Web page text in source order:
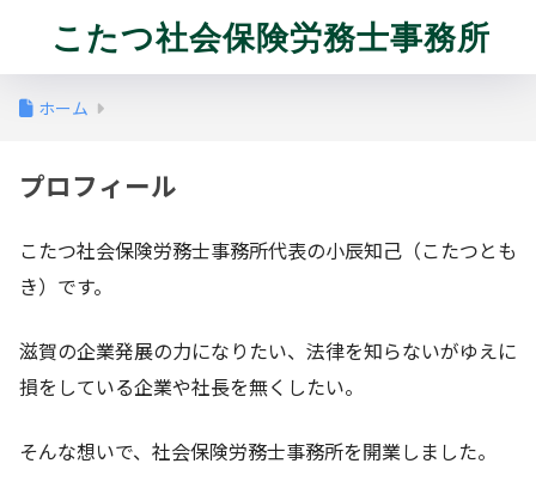
こたつ社会保険労務士事務所
ホーム
プロフィール
こたつ社会保険労務士事務所代表の小辰知己（こたつとも
き）です。
滋賀の企業発展の力になりたい、法律を知らないがゆえに
損をしている企業や社長を無くしたい。
そんな想いで、社会保険労務士事務所を開業しました。